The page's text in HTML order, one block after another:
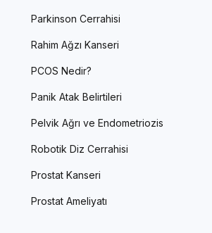
Parkinson Cerrahisi
Rahim Ağzı Kanseri
PCOS Nedir?
Panik Atak Belirtileri
Pelvik Ağrı ve Endometriozis
Robotik Diz Cerrahisi
Prostat Kanseri
Prostat Ameliyatı